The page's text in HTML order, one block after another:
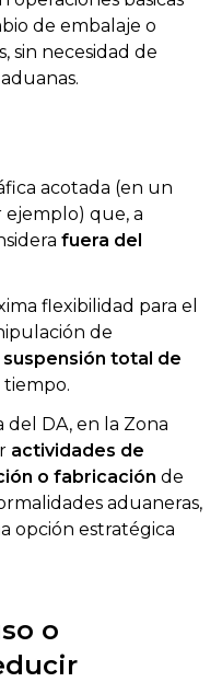
de embalaje o
sin necesidad de
acotada (en un
que, a
fuera del
flexibilidad para el
de
suspensión total de
tiempo.
del DA, en la Zona
actividades de
o fabricación de
aduaneras,
opción estratégica
o